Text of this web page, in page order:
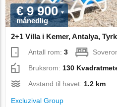
€ 9 900
månedlig
2+1 Villa i Kemer, Antalya,
Antall rom:3
Bruksrom: 130
Avstand til havet: 1.2 km
Excluzival Group